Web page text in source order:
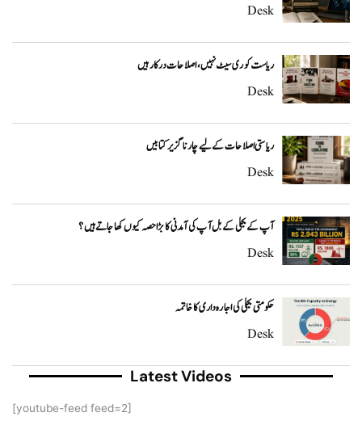
Desk
ریاست کو ری سیٹ نہیں، اصلاحات درکار ہیں
Desk
ریاستی اصلاحات کے لیے چار ناگزیر کتابیں
Desk
آپ کے بجلی کے بل آپ کی آمدنی کا بڑا حصہ کیوں کھا جاتے ہیں؟
Desk
حکومتی بجلی کی اجارہ داری کا خاتمہ
Desk
Latest Videos
[youtube-feed feed=2]